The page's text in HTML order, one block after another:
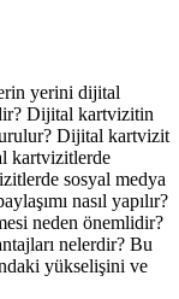
yerini dijital
Dijital kartvizitin
Dijital kartvizit
kartvizitlerde
sosyal medya
nasıl yapılır?
neden önemlidir?
nelerdir? Bu
yükselişini ve